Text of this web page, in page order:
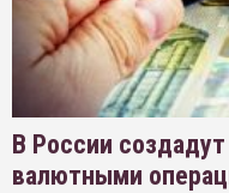
В России
валютными